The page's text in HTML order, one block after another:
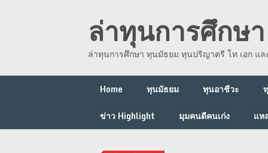
ล่าทุนการศึกษ
ล่าทุนการศึกษา ทุนมัธยม ทุนปริญาตรี โท เอก แล
Home ทุนมัธยม ทุนอาชีวะ
ข่าว Highlight
มุมคนดีคนเก่ง แห